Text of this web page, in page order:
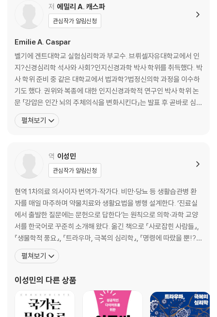
(나쁜) 권위에 대한 복종 084
강요에 따른 가담 090
결론 106
2장 복종에 관한 실험적 연구의 간략한 역사 108
복종 연구의 탄생: 초기 실험 연구의 통찰력 112
밀그램의 복종 실험 116
밀그램과 유사한 연구의 결함 126
실험실 실험이 실제 잔혹행위를 반영할 수 있을까? 147
3장 우리는 어떻게 우리 행동에 주인의식과 책임감을 가지는 것일까? 15
주체의식과 인간의 두뇌 157
자신의 행동에 책임지기 162
개인 간 책임의 분산 167
복종 상황에서 감소된 주체성과 책임감의 신경적 근원 173
결론 186
4장 복종할 때의 도덕적 감정 188
저 에밀리 A. 캐스파
관심작가 알림신청
Emilie A. Caspar
벨기에 겐트대학교 실험심리학과 부교수. 브뤼셀자유대학교에서 인
지?신경심리학 석사와 사회?인지신경과학 박사 학위를 취득했다. 박
사 학위 준비 중 같은 대학교에서 법과학?법정신의학 과정을 이수하
기도 했다. 권위와 복종에 대한 인지신경과학적 연구인 박사 학위 논
문 「강압은 인간 뇌의 주체의식을 변화시킨다」는 발표 후 곧바로 심리
학계 및 과학계의 센세이션을 일으키며 주목받았다. 해당 논문은 학
문적 가치를 인정받아 2016년 벨기에왕립아카데미 심리학상, 의식
펼쳐보기
역 이성민
관심작가 알림신청
현역 1차의료 의사이자 번역가·작가다. 비만·당뇨 등 생활습관병 환
자를 매일 마주하며 약물치료와 생활요법을 병행 설계한다. ‘진료실
에서 출발한 질문에는 문헌으로 답한다’는 원칙으로 의학·과학 교양
서를 한국어로 꾸준히 소개해 왔다. 옮긴 책으로 『사로잡힌 사람들』,
『생물학적 풍요』, 『트라우마, 극복의 심리학』, 『명령에 따랐을 뿐!?』
등이 있다. 학창 시절 글쓰기로 여러 차례 수상했고, 가족의 권유로 의
대에 진학했다. 지금은 환자 이야기와 과학적 통찰을 연결하는 글쓰
(세마글루타이드)에 관한 질문이 빠르게
펼쳐보기
이성민의 다른 상품